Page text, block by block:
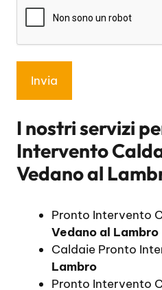
I nostri servizi
Intervento
Vedano al
Pronto Intervento
Vedano al Lambro
Caldaie Pronto
Lambro
Pronto Intervento